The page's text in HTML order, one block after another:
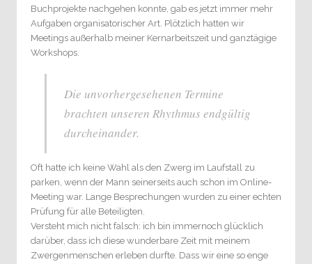
Buchprojekte nachgehen konnte, gab es jetzt immer mehr
Aufgaben organisatorischer Art. Plötzlich hatten wir
Meetings außerhalb meiner Kernarbeitszeit und ganztägige
Workshops.
Die unvorhergesehenen Termine
brachten unseren Rhythmus endgültig
durcheinander.
Oft hatte ich keine Wahl als den Zwerg im Laufstall zu
parken, wenn der Mann seinerseits auch schon im Online-
Meeting war. Lange Besprechungen wurden zu einer echten
Prüfung für alle Beteiligten.
Versteht mich nicht falsch: ich bin immernoch glücklich
darüber, dass ich diese wunderbare Zeit mit meinem
Zwergenmenschen erleben durfte. Dass wir eine so enge